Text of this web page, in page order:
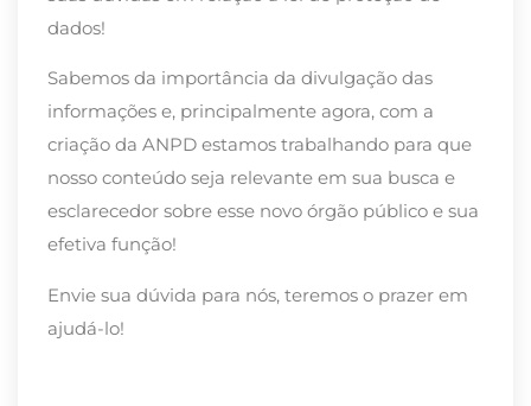
dados!
Sabemos da importância da divulgação das
informações e, principalmente agora, com a
criação da ANPD estamos trabalhando para que
nosso conteúdo seja relevante em sua busca e
esclarecedor sobre esse novo órgão público e sua
efetiva função!
Envie sua dúvida para nós, teremos o prazer em
ajudá-lo!